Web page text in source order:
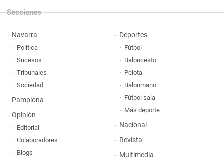
Secciones
Navarra
Política
Sucesos
Tribunales
Sociedad
Pamplona
Opinión
Editorial
Colaboradores
Blogs
Deportes
Fútbol
Baloncesto
Pelota
Balonmano
Fútbol sala
Más deporte
Nacional
Revista
Multimedia